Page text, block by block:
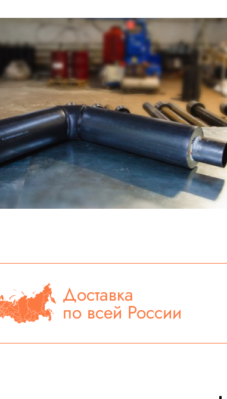
Доставка
по всей России